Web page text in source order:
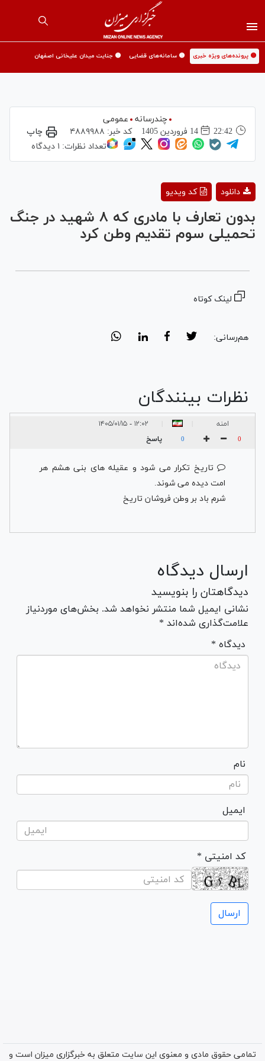
🟡 پرونده‌های ویژه خبری 🟡 سامانه‌های قضایی 🟡 جنایت میدان علیخانی اصفهان
چندرسانه
عمومی
22:42
14 فروردين 1405 کد خبر: ۴۸۸۹۹۸۸
چاپ
تعداد نظرات: ۱ دیدگاه
Video
کد ویدیو دانلود
بدون تعارف با مادری که ۸ شهید در جنگ
تحمیلی سوم تقدیم وطن کرد
لینک کوتاه
هم‌رسانی:
نظرات بینندگان
امنه ۱۲:۰۲ - ۱۴۰۵/۰۱/۱۵
0
0 پاسخ
تاریخ تکرار می شود و عقیله های بنی هشم هر
امت دیده می شوند.
شرم باد بر وطن فروشان تاریخ
ارسال دیدگاه
دیدگاهتان را بنویسید
نشانی ایمیل شما منتشر نخواهد شد. بخش‌های موردنیاز
علامت‌گذاری شده‌اند *
* دیدگاه
نام
ایمیل
* کد امنیتی
تمامی حقوق مادی و معنوی این سایت متعلق به خبرگزاری میزان است و